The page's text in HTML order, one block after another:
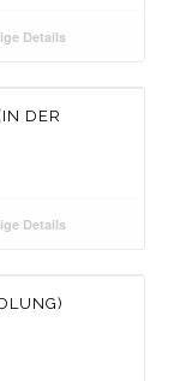
Details
DER
Details